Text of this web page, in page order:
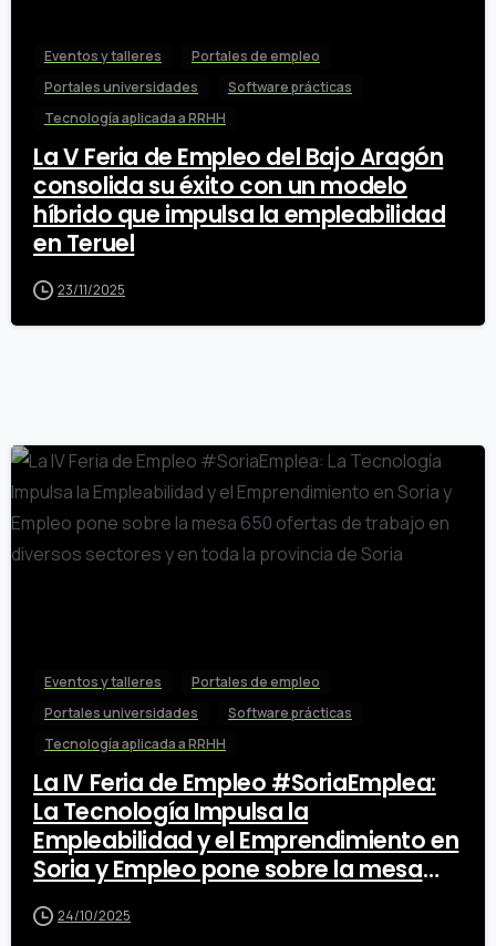
Eventos y talleres
Portales de empleo
Portales universidades
Software prácticas
Tecnología aplicada a RRHH
La V Feria de Empleo del Bajo Aragón
consolida su éxito con un modelo
híbrido que impulsa la empleabilidad
en Teruel
23/11/2025
Eventos y talleres
Portales de empleo
Portales universidades
Software prácticas
Tecnología aplicada a RRHH
La IV Feria de Empleo #SoriaEmplea:
La Tecnología Impulsa la
Empleabilidad y el Emprendimiento en
Soria y Empleo pone sobre la mesa
sectores y en toda la provincia de
24/10/2025